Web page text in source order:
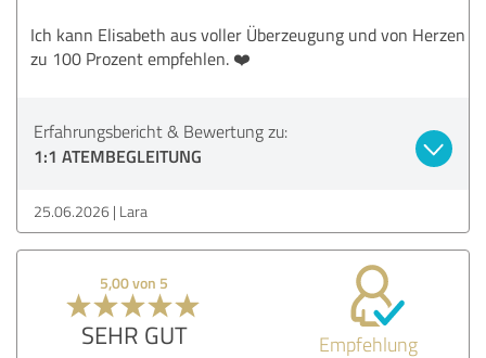
Ich kann Elisabeth aus voller Überzeugung und von Herzen
zu 100 Prozent empfehlen. ❤️
Erfahrungsbericht & Bewertung zu:
1:1 ATEMBEGLEITUNG
25.06.2026 Lara
5,00 von 5
SEHR GUT Empfehlung